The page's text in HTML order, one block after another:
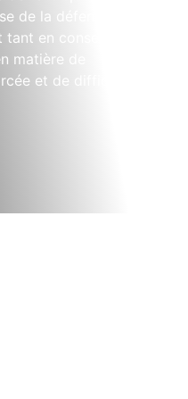
de la défense de
en conseil qu’en
matière de
et de difficultés